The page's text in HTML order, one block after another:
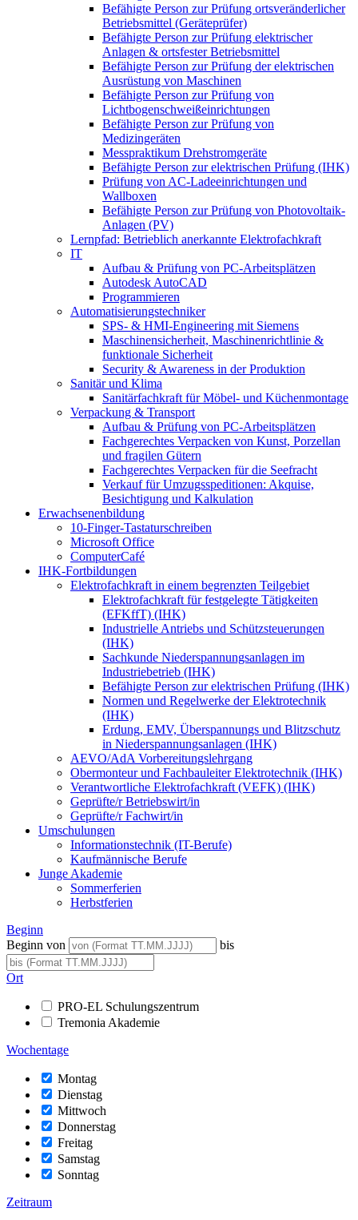
Befähigte Person zur Prüfung ortsveränderlicher
Betriebsmittel (Geräteprüfer)
Befähigte Person zur Prüfung elektrischer
Anlagen & ortsfester Betriebsmittel
Befähigte Person zur Prüfung der elektrischen
Ausrüstung von Maschinen
Befähigte Person zur Prüfung von
Lichtbogenschweißeinrichtungen
Befähigte Person zur Prüfung von
Medizingeräten
Messpraktikum Drehstromgeräte
Befähigte Person zur elektrischen Prüfung (IHK)
Prüfung von AC-Ladeeinrichtungen und
Wallboxen
Befähigte Person zur Prüfung von Photovoltaik-
Anlagen (PV)
Lernpfad: Betrieblich anerkannte Elektrofachkraft
IT
Aufbau & Prüfung von PC-Arbeitsplätzen
Autodesk AutoCAD
Programmieren
Automatisierungstechniker
SPS‑ & HMI‑Engineering mit Siemens
Maschinensicherheit, Maschinenrichtlinie &
funktionale Sicherheit
Security & Awareness in der Produktion
Sanitär und Klima
Sanitärfachkraft für Möbel- und Küchenmontage
Verpackung & Transport
Aufbau & Prüfung von PC-Arbeitsplätzen
Fachgerechtes Verpacken von Kunst, Porzellan
und fragilen Gütern
Fachgerechtes Verpacken für die Seefracht
Verkauf für Umzugsspeditionen: Akquise,
Besichtigung und Kalkulation
Erwachsenenbildung
10-Finger-Tastaturschreiben
Microsoft Office
ComputerCafé
IHK-Fortbildungen
Elektrofachkraft in einem begrenzten Teilgebiet
Elektrofachkraft für festgelegte Tätigkeiten
(EFKffT) (IHK)
Industrielle Antriebs und Schützsteuerungen
(IHK)
Sachkunde Niederspannungsanlagen im
Industriebetrieb (IHK)
Befähigte Person zur elektrischen Prüfung (IHK)
Normen und Regelwerke der Elektrotechnik
(IHK)
Erdung, EMV, Überspannungs und Blitzschutz
in Niederspannungsanlagen (IHK)
AEVO/AdA Vorbereitungslehrgang
Obermonteur und Fachbauleiter Elektrotechnik (IHK)
Verantwortliche Elektrofachkraft (VEFK) (IHK)
Geprüfte/r Betriebswirt/in
Geprüfte/r Fachwirt/in
Umschulungen
Informationstechnik (IT-Berufe)
Kaufmännische Berufe
Junge Akademie
Sommerferien
Herbstferien
Beginn
Beginn von
bis
Ort
PRO-EL Schulungszentrum
Tremonia Akademie
Wochentage
Montag
Dienstag
Mittwoch
Donnerstag
Freitag
Samstag
Sonntag
Zeitraum